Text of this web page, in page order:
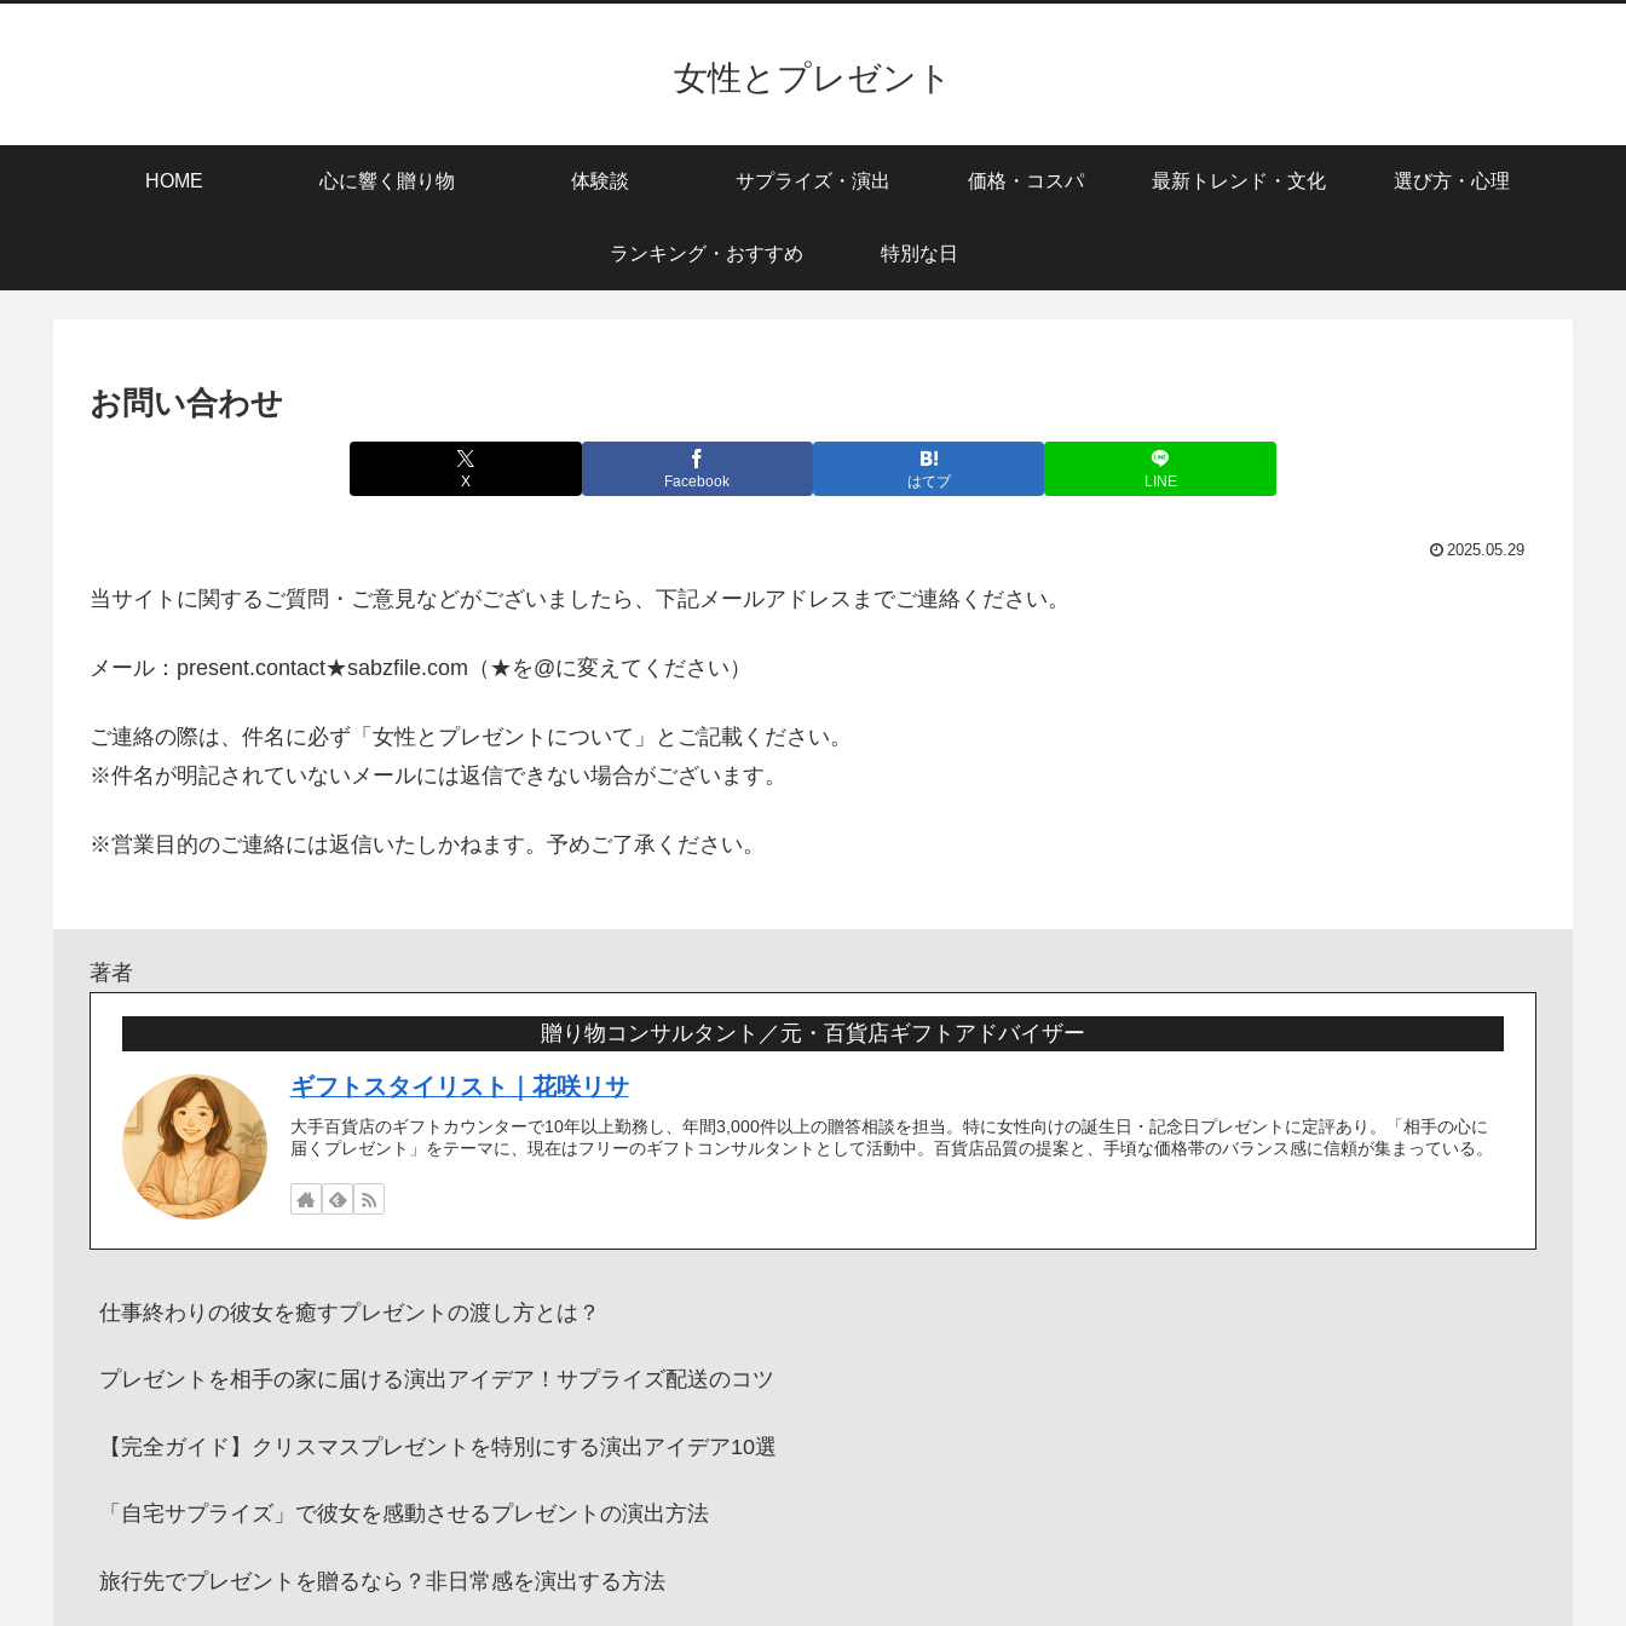
女性とプレゼント
HOME 心に響く贈り物 体験談 サプライズ・演出 価格・コスパ 最新トレンド・文化 選び方・心理
ランキング・おすすめ 特別な日
お問い合わせ
X Facebook はてブ LINE
2025.05.29
当サイトに関するご質問・ご意見などがございましたら、下記メールアドレスまでご連絡ください。
メール：present.contact★sabzfile.com（★を@に変えてください）
ご連絡の際は、件名に必ず「女性とプレゼントについて」とご記載ください。
※件名が明記されていないメールには返信できない場合がございます。
※営業目的のご連絡には返信いたしかねます。予めご了承ください。
著者
贈り物コンサルタント／元・百貨店ギフトアドバイザー
ギフトスタイリスト｜花咲リサ
大手百貨店のギフトカウンターで10年以上勤務し、年間3,000件以上の贈答相談を担当。特に女性向けの誕生日・記念日プレゼントに定評あり。「相手の心に
届くプレゼント」をテーマに、現在はフリーのギフトコンサルタントとして活動中。百貨店品質の提案と、手頃な価格帯のバランス感に信頼が集まっている。
仕事終わりの彼女を癒すプレゼントの渡し方とは？
プレゼントを相手の家に届ける演出アイデア！サプライズ配送のコツ
【完全ガイド】クリスマスプレゼントを特別にする演出アイデア10選
「自宅サプライズ」で彼女を感動させるプレゼントの演出方法
旅行先でプレゼントを贈るなら？非日常感を演出する方法